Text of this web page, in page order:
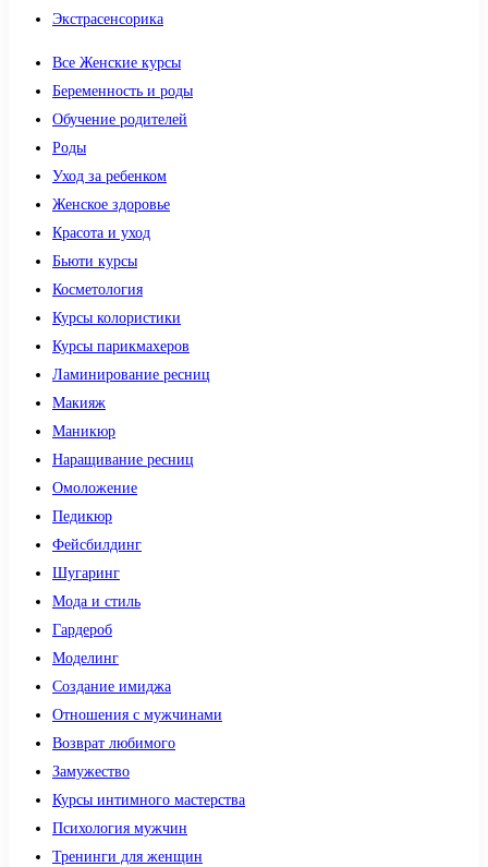
Экстрасенсорика
Все Женские курсы
Беременность и роды
Обучение родителей
Роды
Уход за ребенком
Женское здоровье
Красота и уход
Бьюти курсы
Косметология
Курсы колористики
Курсы парикмахеров
Ламинирование ресниц
Макияж
Маникюр
Наращивание ресниц
Омоложение
Педикюр
Фейсбилдинг
Шугаринг
Мода и стиль
Гардероб
Моделинг
Создание имиджа
Отношения с мужчинами
Возврат любимого
Замужество
Курсы интимного мастерства
Психология мужчин
Тренинги для женщин